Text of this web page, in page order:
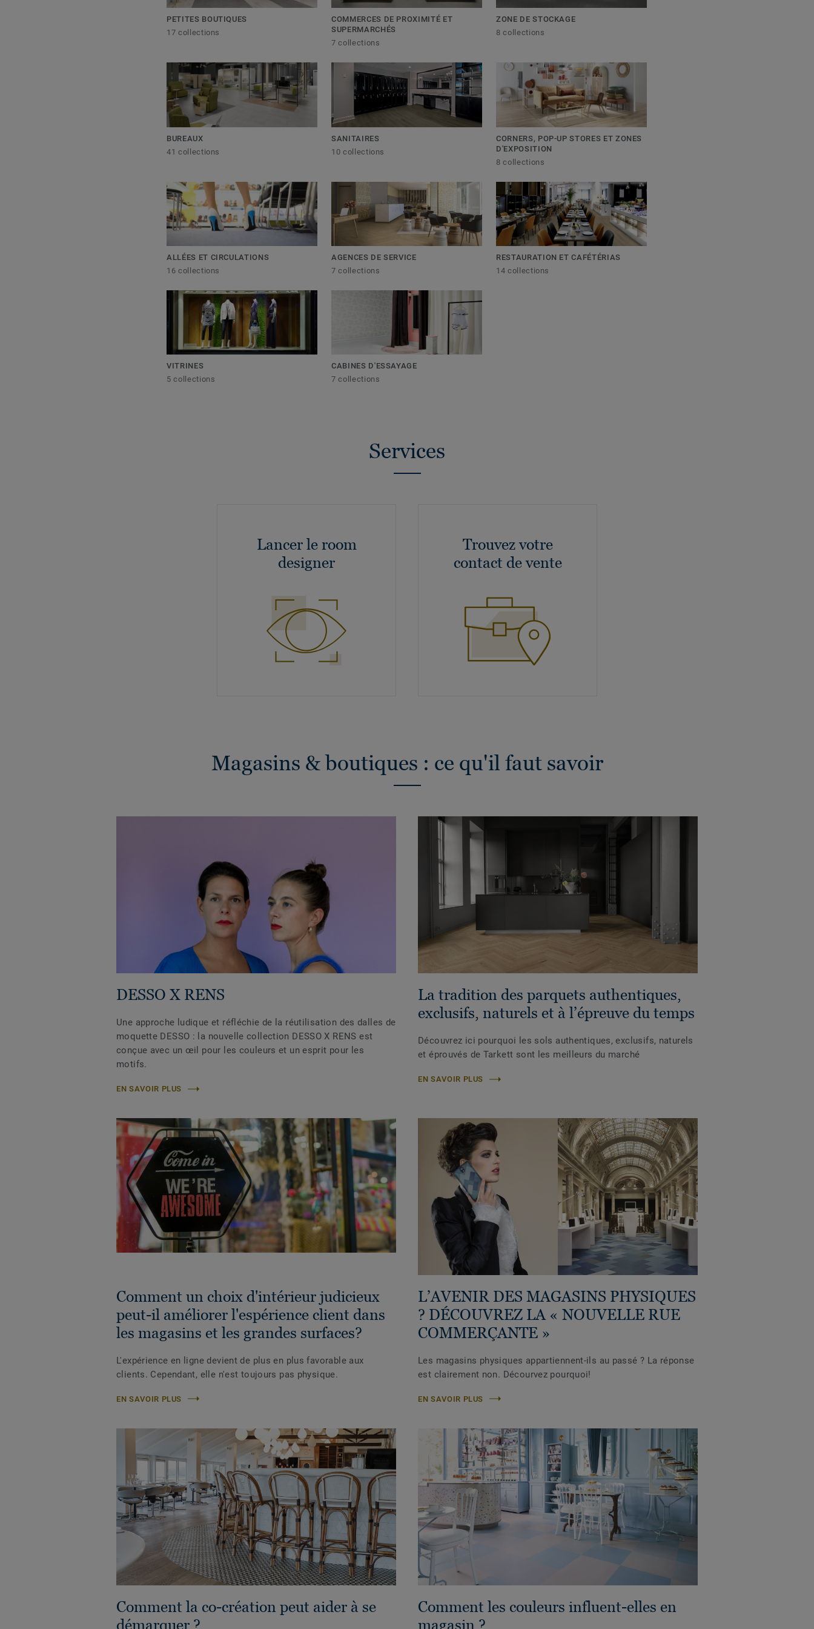
PETITES BOUTIQUES
17 collections
COMMERCES DE PROXIMITÉ ET
SUPERMARCHÉS
7 collections
ZONE DE STOCKAGE
8 collections
BUREAUX
41 collections
SANITAIRES
10 collections
CORNERS, POP-UP STORES ET ZONES
D'EXPOSITION
8 collections
ALLÉES ET CIRCULATIONS
16 collections
AGENCES DE SERVICE
7 collections
RESTAURATION ET CAFÉTÉRIAS
14 collections
VITRINES
5 collections
CABINES D'ESSAYAGE
7 collections
Services
Lancer le room
designer
Trouvez votre
contact de vente
Magasins & boutiques : ce qu'il faut savoir
DESSO X RENS
Une approche ludique et réfléchie de la réutilisation des dalles de
moquette DESSO : la nouvelle collection DESSO X RENS est
conçue avec un œil pour les couleurs et un esprit pour les
motifs.
EN SAVOIR PLUS
La tradition des parquets authentiques,
exclusifs, naturels et à l’épreuve du temps
Découvrez ici pourquoi les sols authentiques, exclusifs, naturels
et éprouvés de Tarkett sont les meilleurs du marché
EN SAVOIR PLUS
Comment un choix d'intérieur judicieux
peut-il améliorer l'espérience client dans
les magasins et les grandes surfaces?
L'expérience en ligne devient de plus en plus favorable aux
clients. Cependant, elle n'est toujours pas physique.
EN SAVOIR PLUS
L’AVENIR DES MAGASINS PHYSIQUES
? DÉCOUVREZ LA « NOUVELLE RUE
COMMERÇANTE »
Les magasins physiques appartiennent-ils au passé ? La réponse
est clairement non. Décourvez pourquoi!
EN SAVOIR PLUS
Comment la co-création peut aider à se
démarquer ?
Comment les couleurs influent-elles en
magasin ?